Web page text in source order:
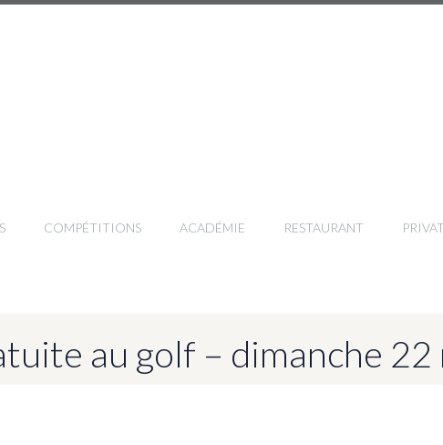
COMPÉTITIONS ACADÉMIE RESTAURANT
au golf – dimanche 22